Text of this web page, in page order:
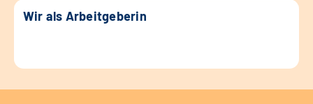
Wir als Arbeitgeberin